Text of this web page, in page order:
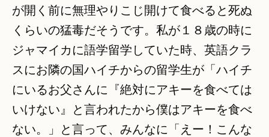
が開く前に無理やりこじ開けて食べると死ぬ
くらいの猛毒だそうです。私が１８歳の時に
ジャマイカに語学留学していた時、英語クラ
スにお隣の国ハイチからの留学生が「ハイチ
にいるお父さんに『絶対にアキーを食べては
いけない』と言われたから僕はアキーを食べ
ない。」と言って、みんなに「えー！こんな